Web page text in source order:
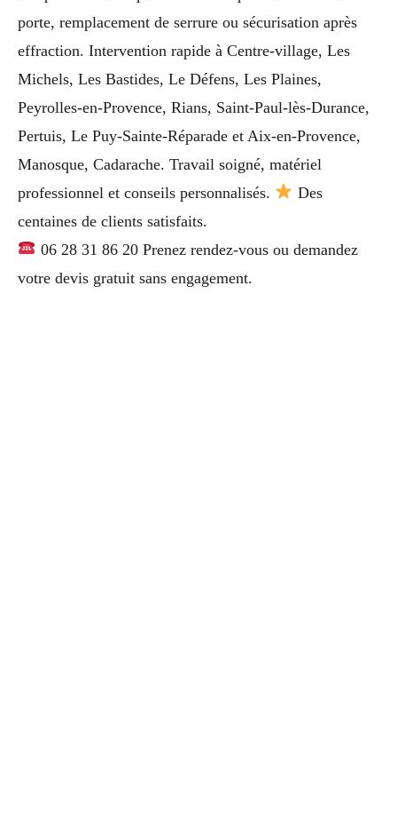
porte, remplacement de serrure ou sécurisation après
effraction. Intervention rapide à Centre-village, Les
Michels, Les Bastides, Le Défens, Les Plaines,
Peyrolles-en-Provence, Rians, Saint-Paul-lès-Durance,
Pertuis, Le Puy-Sainte-Réparade et Aix-en-Provence,
Manosque, Cadarache. Travail soigné, matériel
professionnel et conseils personnalisés.
Des
centaines de clients satisfaits.
06 28 31 86 20 Prenez rendez-vous ou demandez
votre devis gratuit sans engagement.